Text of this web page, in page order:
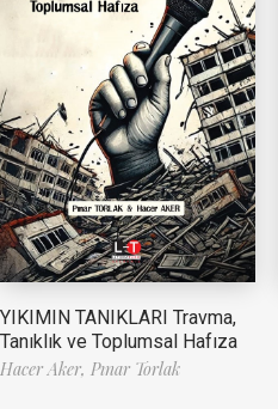
YIKIMIN TANIKLARI Travma,
Tanıklık ve Toplumsal Hafıza
Hacer Aker, Pınar Torlak